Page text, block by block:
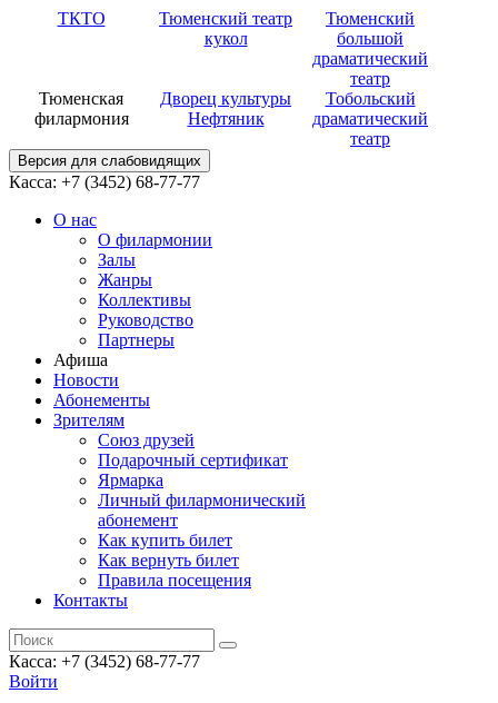
ТКТО
Тюменский театр
кукол
Тюменский
большой
драматический
театр
Тюменская
филармония
Дворец культуры
Нефтяник
Тобольский
драматический
театр
Версия для слабовидящих
Касса: +7 (3452) 68-77-77
О нас
О филармонии
Залы
Жанры
Коллективы
Руководство
Партнеры
Афиша
Новости
Абонементы
Зрителям
Союз друзей
Подарочный сертификат
Ярмарка
Личный филармонический
абонемент
Как купить билет
Как вернуть билет
Правила посещения
Контакты
Касса: +7 (3452) 68-77-77
Войти